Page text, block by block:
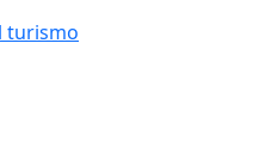
turismo